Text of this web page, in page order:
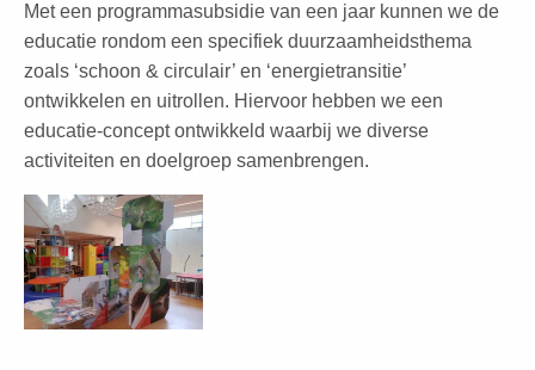
Met een programmasubsidie van een jaar kunnen we de
educatie rondom een specifiek duurzaamheidsthema
zoals ‘schoon & circulair’ en ‘energietransitie’
ontwikkelen en uitrollen. Hiervoor hebben we een
educatie-concept ontwikkeld waarbij we diverse
activiteiten en doelgroep samenbrengen.